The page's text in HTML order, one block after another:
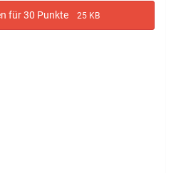
für 30 Punkte 25 KB